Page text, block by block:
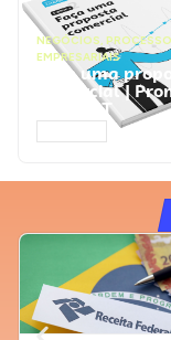
NEGÓCIOS,
EMPRESARIAIS
Faça uma
comercial |
ChatGPT